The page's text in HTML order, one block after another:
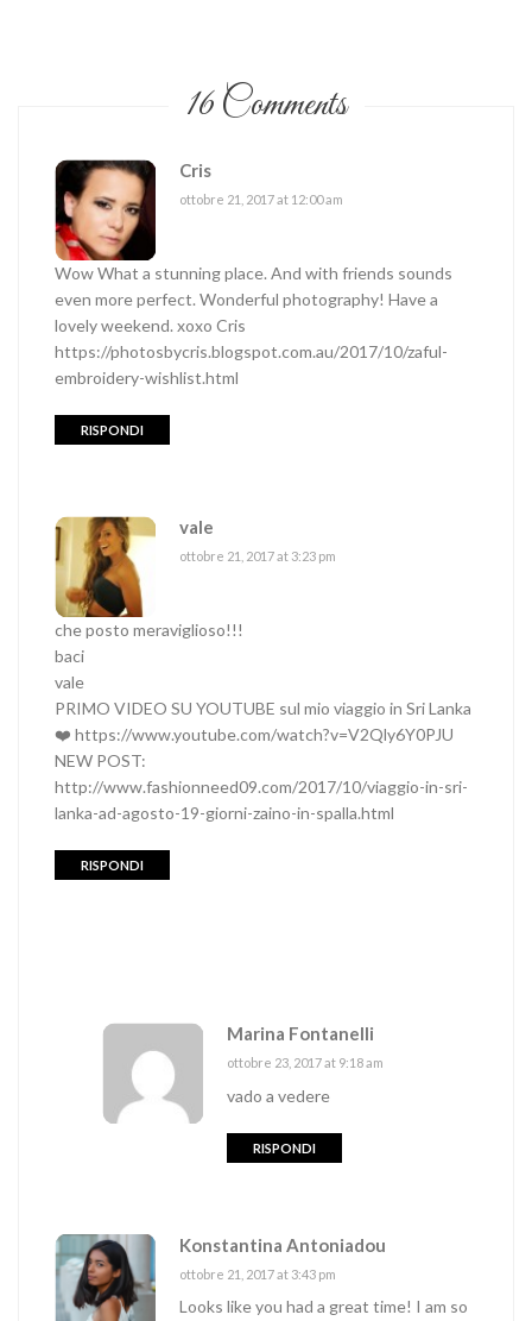
16 Comments
Cris
ottobre 21, 2017 at 12:00 am
Wow What a stunning place. And with friends sounds
even more perfect. Wonderful photography! Have a
lovely weekend. xoxo Cris
https://photosbycris.blogspot.com.au/2017/10/zaful-
embroidery-wishlist.html
RISPONDI
vale
ottobre 21, 2017 at 3:23 pm
che posto meraviglioso!!!
baci
vale
PRIMO VIDEO SU YOUTUBE sul mio viaggio in Sri Lanka
❤️ https://www.youtube.com/watch?v=V2Qly6Y0PJU
NEW POST:
http://www.fashionneed09.com/2017/10/viaggio-in-sri-
lanka-ad-agosto-19-giorni-zaino-in-spalla.html
RISPONDI
Marina Fontanelli
ottobre 23, 2017 at 9:18 am
vado a vedere
RISPONDI
Konstantina Antoniadou
ottobre 21, 2017 at 3:43 pm
Looks like you had a great time! I am so